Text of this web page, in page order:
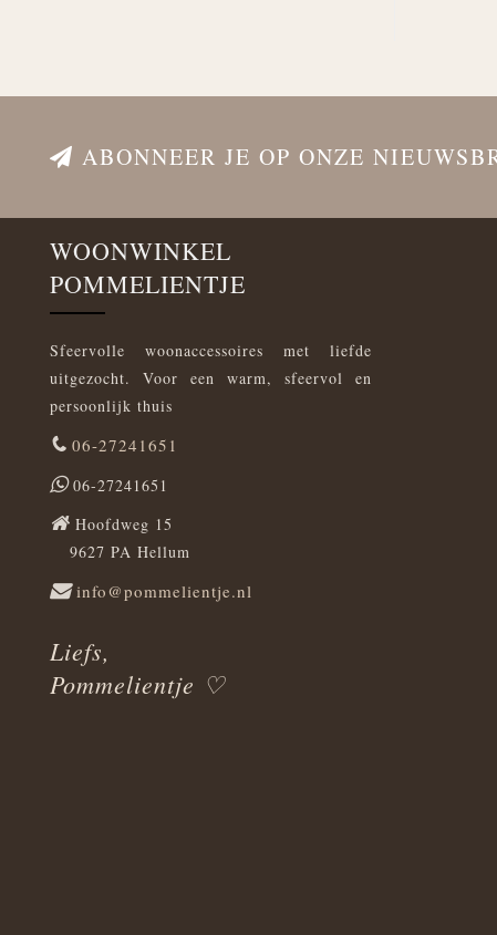
ABONNEER JE OP ONZE
WOONWINKEL
POMMELIENTJE
Sfeervolle woonaccessoires met liefde
uitgezocht. Voor een warm, sfeervol en
persoonlijk thuis
06-27241651
06-27241651
Hoofdweg 15
9627 PA Hellum
info@pommelientje.nl
Liefs,
Pommelientje ♡